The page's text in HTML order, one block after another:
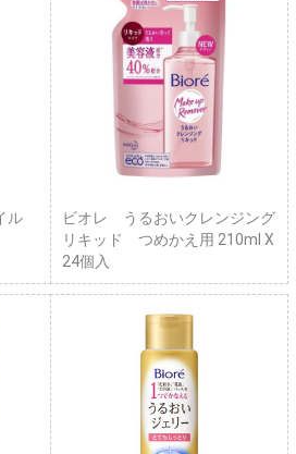
ル
ビオレ うるおいクレンジング
リキッド つめかえ用 210ml X
24個入